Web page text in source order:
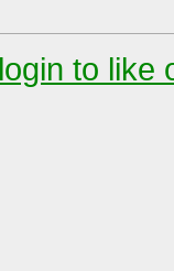
to like